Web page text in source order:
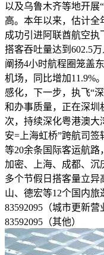
以及乌鲁木齐等地开展
高。本年以来，估计全
成功引进阿联酋航空执
搭客吞吐量达到602.5
阐扬4小时航程圈笼盖
机场，同比增加11.9%
感化，下一步，执飞“
和办事质量，正在深圳
次，持续深化粤港澳大
安=上海虹桥”跨航司
等20余条国际客运航
加密、上海、成都、沉
多个节假日搭客量立
山、德宏等12个国内
83592095（城市更新营
83592095（其他）